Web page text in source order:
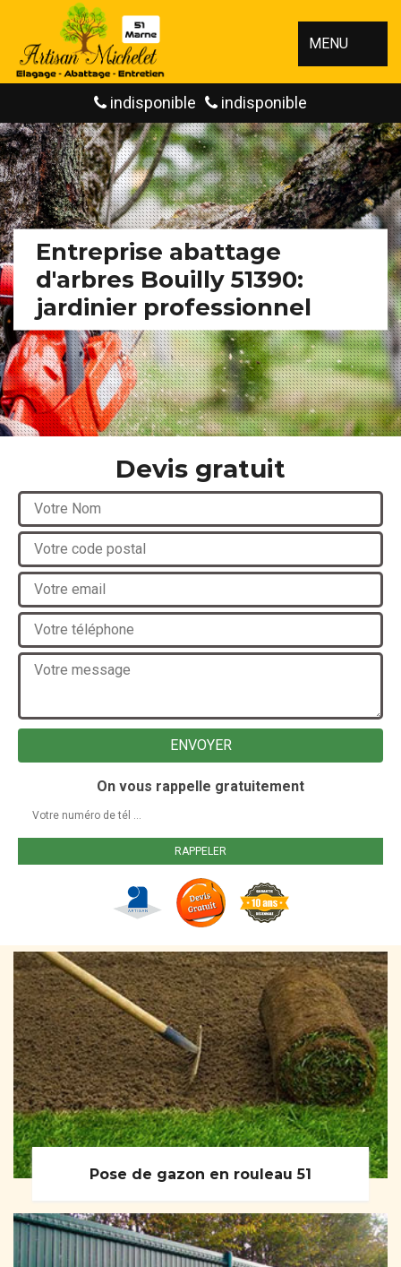
MENU
indisponible indisponible
Entreprise abattage
d'arbres Bouilly 51390:
jardinier professionnel
Devis gratuit
On vous rappelle gratuitement
Pose de gazon en rouleau 51